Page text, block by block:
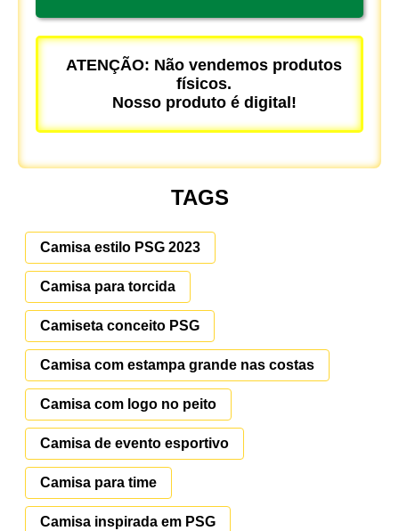
ATENÇÃO: Não vendemos produtos
físicos.
Nosso produto é digital!
TAGS
Camisa estilo PSG 2023
Camisa para torcida
Camiseta conceito PSG
Camisa com estampa grande nas costas
Camisa com logo no peito
Camisa de evento esportivo
Camisa para time
Camisa inspirada em PSG